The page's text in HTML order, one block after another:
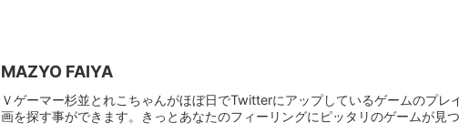
MAZYO FAIYA
Ｖゲーマー杉並とれこちゃんがほぼ日でTwitterにアップしているゲームのプ
画を探す事ができます。きっとあなたのフィーリングにピッタリのゲームが見